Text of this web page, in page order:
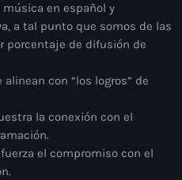
música en español y
a tal punto que somos de las
porcentaje de difusión de
con “los logros” de
la conexión con el
el compromiso con el